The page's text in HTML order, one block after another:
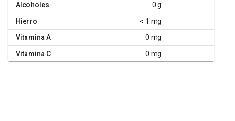
Alcoholes 0 g
Hierro < 1 mg
Vitamina A 0 mg
Vitamina C 0 mg